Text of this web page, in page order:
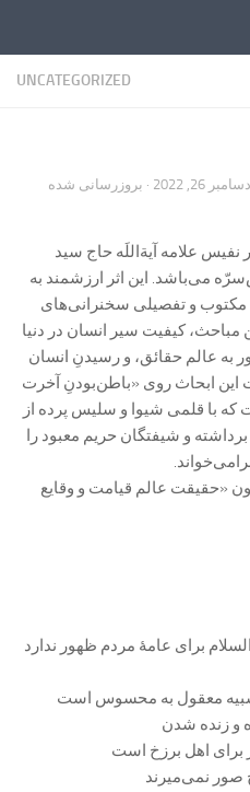
UNCATEGORIZED
دسامبر 26, 2022
· بروزرسانی شده
نفیس علامه آیة‌اللَه حاج سید
می‌باشد. این اثر ارزشمند به
و تفصیلی سخنرانی‌های
کیفیت سیر انسان در دنیا
به عالم حقائق، و رسیدنِ انسان
این ابحاث روی «باطن‌بودنِ آخرت
که با قلمی شیوا و سلیس پرده از
و شیفتگان حریم معبود را
«حقیقت عالم قیامت و وقایع
برای عامۀ مردم ظهور ندارد
تشبیه معقول به محسوس است
و زنده شدن
برای اهل برزخ است
صور نمی‌میرند